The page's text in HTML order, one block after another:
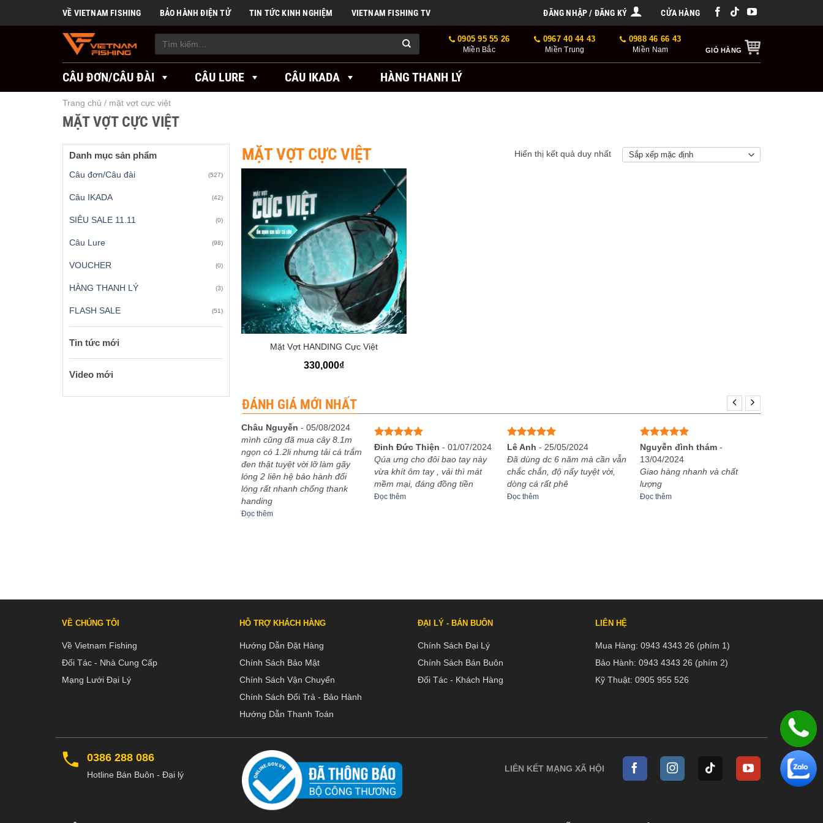
VỀ VIETNAM FISHING BẢO HÀNH ĐIỆN TỬ TIN TỨC KINH NGHIỆM VIETNAM FISHING TV ĐĂNG NHẬP / ĐĂNG KÝ CỬA HÀNG
Tìm
kiếm:
0905 95 55 26
Miền Bắc
0967 40 44 43
Miền Trung
0988 46 66 43
Miền Nam GIỎ HÀNG
CÂU ĐƠN/CÂU ĐÀI CÂU LURE CÂU IKADA HÀNG THANH LÝ
Trang chủ / mặt vợt cực việt
MẶT VỢT CỰC VIỆT
Danh mục sản phẩm
Câu đơn/Câu đài (527)
Câu IKADA (42)
SIÊU SALE 11.11 (0)
Câu Lure (98)
VOUCHER (0)
HÀNG THANH LÝ (3)
FLASH SALE (51)
Tin tức mới
Video mới
MẶT VỢT CỰC VIỆT Hiển thị kết quả duy nhất
+
Mặt Vợt HANDING Cực Việt
330,000₫
ĐÁNH GIÁ MỚI NHẤT
Châu Nguyễn -05/08/2024
mình cũng đã mua cây 8.1m
ngọn có 1.2li nhưng tải cá trắm
đen thật tuyệt vời lỡ làm gãy
lóng 2 liên hệ bảo hành đổi
lóng rất nhanh chống thank
handing
Đọc thêm
Được xếp
hạng
sao
Đinh Đức Thiện -01/07/2024
Qúa ưng cho đôi bao tay này
vừa khít ôm tay , vải thì mát
mềm mại, đáng đồng tiền
Đọc thêm
Được xếp
hạng
sao
Lê Anh - 25/05/2024
Đã dùng dc 6 năm mà cần vẫn
chắc chắn, độ nẩy tuyệt vời,
dòng cá rất phê
Đọc thêm
Được xếp
hạng55
sao
Nguyễn đình thám-
13/04/2024
Giao hàng nhanh và chất
lượng
Đọc thêm
VỀ CHÚNG TÔI
Về Vietnam Fishing
Đối Tác - Nhà Cung Cấp
Mạng Lưới Đại Lý
HỖ TRỢ KHÁCH HÀNG
Hướng Dẫn Đặt Hàng
Chính Sách Bảo Mật
Chính Sách Vận Chuyển
Chính Sách Đổi Trả - Bảo Hành
Hướng Dẫn Thanh Toán
ĐẠI LÝ - BÁN BUÔN
Chính Sách Đại Lý
Chính Sách Bán Buôn
Đối Tác - Khách Hàng
LIÊN HỆ
Mua Hàng:0943 4343 26 (phím 1)
Bảo Hành:0943 4343 26 (phím 2)
Kỹ Thuật:0905 955 526
0386 288 086
Hotline Bán Buôn - Đại lý
LIÊN KẾT MẠNG XÃ HỘI